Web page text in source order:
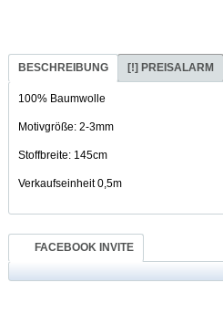
BESCHREIBUNG [!] PREISALARM
100% Baumwolle
Motivgröße: 2-3mm
Stoffbreite: 145cm
Verkaufseinheit 0,5m
FACEBOOK INVITE